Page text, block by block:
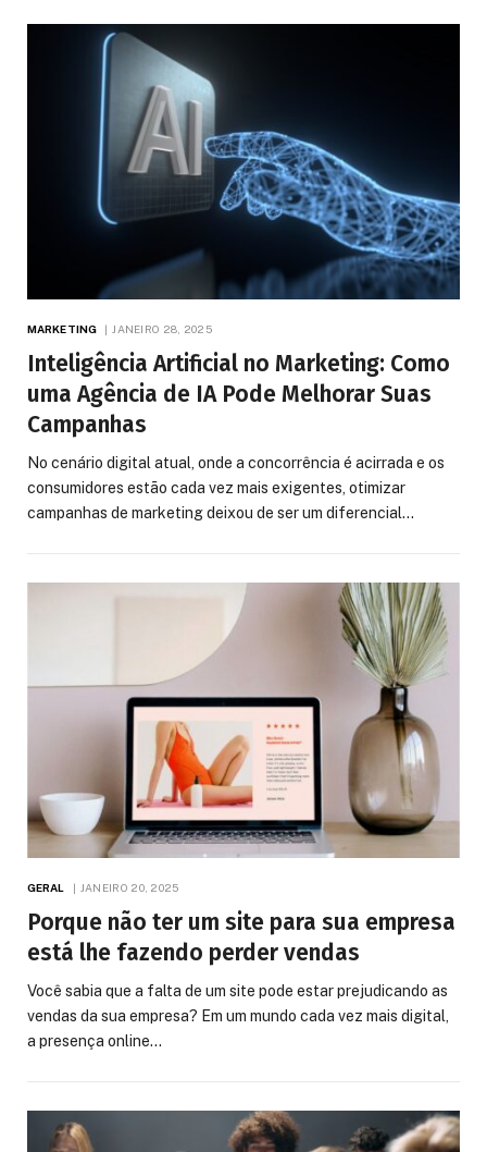
MARKETING JANEIRO 28, 2025
Inteligência Artificial no Marketing: Como
uma Agência de IA Pode Melhorar Suas
Campanhas
No cenário digital atual, onde a concorrência é acirrada e os
consumidores estão cada vez mais exigentes, otimizar
campanhas de marketing deixou de ser um diferencial…
GERAL JANEIRO 20, 2025
Porque não ter um site para sua empresa
está lhe fazendo perder vendas
Você sabia que a falta de um site pode estar prejudicando as
vendas da sua empresa? Em um mundo cada vez mais digital,
a presença online…